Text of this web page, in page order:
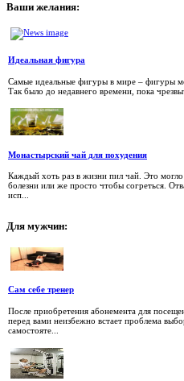
Ваши желания:
Идеальная фигура
Самые идеальные фигуры в мире – фигуры
Так было до недавнего времени, пока
Монастырский чай для похудения
Каждый хоть раз в жизни пил чай. Это
болезни или же просто чтобы согреться.
исп...
Для мужчин:
Сам себе тренер
После приобретения абонемента для
перед вами неизбежно встает проблема
самостояте...